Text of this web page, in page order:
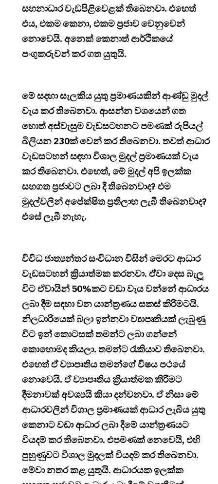
සහනාධාර වැඩපිළිවෙළක් තිබෙනවා. එහෙත්
එය, එකම කෙනා, එකම ප්‍රජාව වෙනුවෙන්
නොවෙයි. අනෙක් කෙනාත් ආර්ථිකයේ
පංගුකරුවන් කර ගත යුතුයි.
මේ සදහා සැලකිය යුතු ප්‍රමාණයකින් ආණ්ඩු මුදල්
වැය කර තිබෙනවා. ආසන්න වශයෙන් ගත
හොත් අස්වැසුම වැඩසටහනට පමණක් රුපියල්
බිලියන 230ක් වෙන් කර තිබෙනවා. තවත් ආධාර
වැඩසටහන් සඳහා විශාල මුදල් ප්‍රමාණයක් වැය
කර තිබෙනවා. එහෙත්, මේ මුදල් අපි ඉලක්ක
සහගත ප්‍රජාවට ලබා දී තිබෙනවාද? එම
මුදල්වලින් අපේක්ෂිත ප්‍රතිලාභ ලැබී තිබෙනවාද?
එසේ ලැබී නැහැ.
විවිධ ජාත්‍යන්තර සංවිධාන විසින් මෙරට ආධාර
වැඩසටහන් ක්‍රියාත්මක කරනවා. ඒවා දෙස බැලූ
විට ඒවායින් 50%කට වඩා වැය වන්නේ ආධාරය
ලබා දීම සඳහා වන යාන්ත්‍රණය සකස් කිරීමටයි.
නිලධාරියෙක් බලා ඉන්නවා ව්‍යාපෘතියක් ලැබුණු
විට ඉන් කොටසක් තමන්ට ලබා ගන්නේ
කොහොමද කියලා. තමන්ට රැකියාව තිබෙනවා.
එහෙත් ඒ ව්‍යාපෘතිය තමන්ගේ විෂය පථයේ
නොවෙයි. ඒ ව්‍යාපෘතිය ක්‍රියාත්මක කිරීමට
දීමනාවක් අවශ්‍යයි කියා දන්වනවා. ඒ නිසා මේ
ආධාරවලින් විශාල ප්‍රමාණයක් ආධාර ලැබිය යුතු
කෙනාට වඩා ආධාර ලබා දීමේ යාන්ත්‍රණයට
වියදම් කර තිබෙනවා. එපමණක් නෙවෙයි, එහි
පුහුණුවට විශාල මුදලක් වියදම් කර තිබෙනවා.
මේවා නතර කළ යුතුයි. ආධාරයක ඉලක්ක